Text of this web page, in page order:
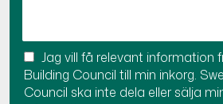
Jag vill få relevant information
Building Council till min inkorg.
Council ska inte dela eller sälja